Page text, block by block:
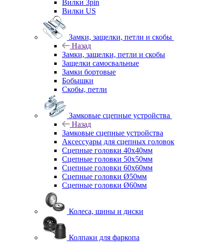
Вилки 3pin
Вилки US
Замки, защелки, петли и скобы
Назад
Замки, защелки, петли и скобы
Защелки самосвальные
Замки бортовые
Бобышки
Скобы, петли
Замковые сцепные устройства
Назад
Замковые сцепные устройства
Аксессуары для сцепных головок
Сцепные головки 40x40мм
Сцепные головки 50x50мм
Сцепные головки 60x60мм
Сцепные головки Ø50мм
Сцепные головки Ø60мм
Колеса, шины и диски
Колпаки для фаркопа